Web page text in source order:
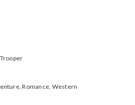
Romance, Western